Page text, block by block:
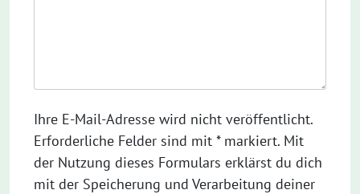
Ihre E-Mail-Adresse wird nicht veröffentlicht.
Erforderliche Felder sind mit * markiert. Mit
der Nutzung dieses Formulars erklärst du dich
mit der Speicherung und Verarbeitung deiner